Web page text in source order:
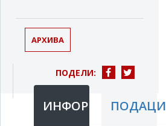
АРХИВА
ПОДЕЛИ:
ИНФОРМАЦИЈЕПОДАЦИ